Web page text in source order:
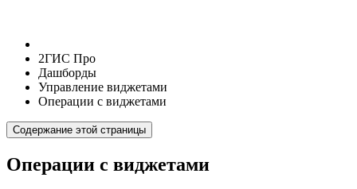
2ГИС Про
Дашборды
Управление виджетами
Операции с виджетами
Содержание этой страницы
Операции с виджетами